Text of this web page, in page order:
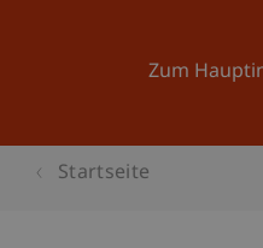
Zum
Startseite